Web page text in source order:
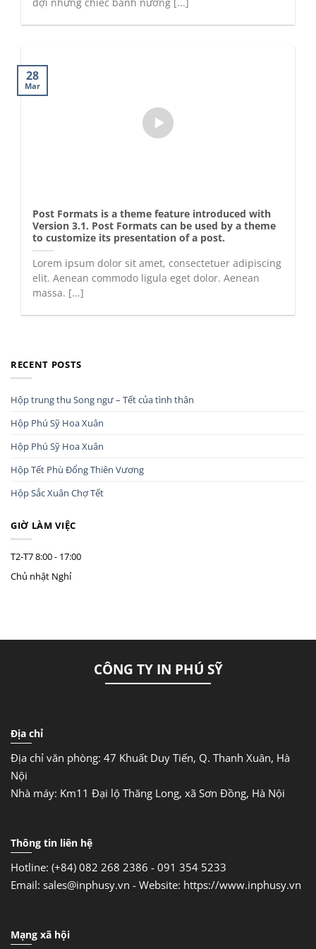
đợi những chiếc bánh nướng [...]
Post Formats is a theme feature introduced with
Version 3.1. Post Formats can be used by a theme
to customize its presentation of a post.
Lorem ipsum dolor sit amet, consectetuer adipiscing
elit. Aenean commodo ligula eget dolor. Aenean
massa. [...]
28
Mar
RECENT POSTS
Hộp trung thu Song ngư – Tết của tình thân
Hộp Phú Sỹ Hoa Xuân
Hộp Phú Sỹ Hoa Xuân
Hộp Tết Phù Đổng Thiên Vương
Hộp Sắc Xuân Chợ Tết
GIỜ LÀM VIỆC
T2-T78:00 - 17:00
Chủ nhật Nghỉ
CÔNG TY IN PHÚ SỸ
Địa chỉ
Địa chỉ văn phòng: 47 Khuất Duy Tiến, Q. Thanh Xuân, Hà
Nội
Nhà máy: Km11 Đại lộ Thăng Long, xã Sơn Đồng, Hà Nội
Thông tin liên hệ
Hotline: (+84) 082 268 2386 - 091 354 5233
Email: sales@inphusy.vn - Website: https://www.inphusy.vn
Mạng xã hội